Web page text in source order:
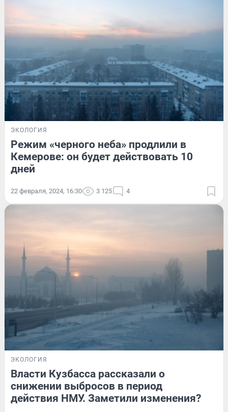
ЭКОЛОГИЯ
Режим «черного неба» продлили в
Кемерове: он будет действовать 10
дней
22 февраля, 2024, 16:30 3 125 4
ЭКОЛОГИЯ
Власти Кузбасса рассказали о
снижении выбросов в период
действия НМУ. Заметили изменения?